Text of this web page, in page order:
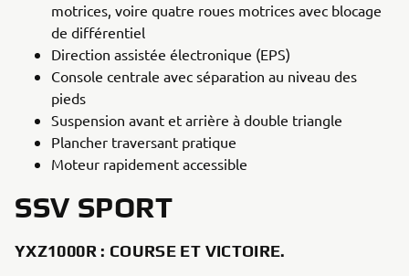
motrices, voire quatre roues motrices avec blocage
de différentiel
Direction assistée électronique (EPS)
Console centrale avec séparation au niveau des
pieds
Suspension avant et arrière à double triangle
Plancher traversant pratique
Moteur rapidement accessible
SSV SPORT
YXZ1000R : COURSE ET VICTOIRE.